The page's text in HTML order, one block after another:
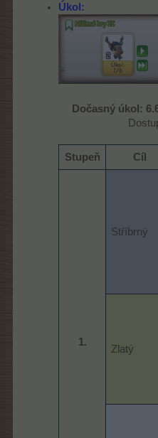
Úkol:
Dočasný úkol:
Stupeň​ Cíl​
1.​
Stříbrný
Zlatý